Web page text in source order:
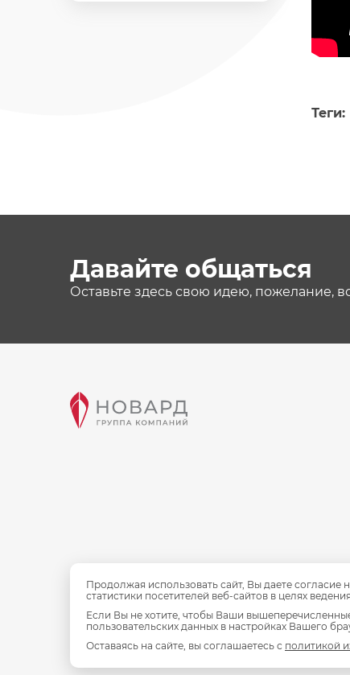
Теги:
Давайте общаться
Оставьте здесь свою идею, пожелание,
Продолжая использовать сайт, Вы даете согласие
статистики посетителей веб-сайтов в целях
Если Вы не хотите, чтобы Ваши
пользовательских данных в настройках Вашего
Оставаясь на сайте, вы соглашаетесь с политикой